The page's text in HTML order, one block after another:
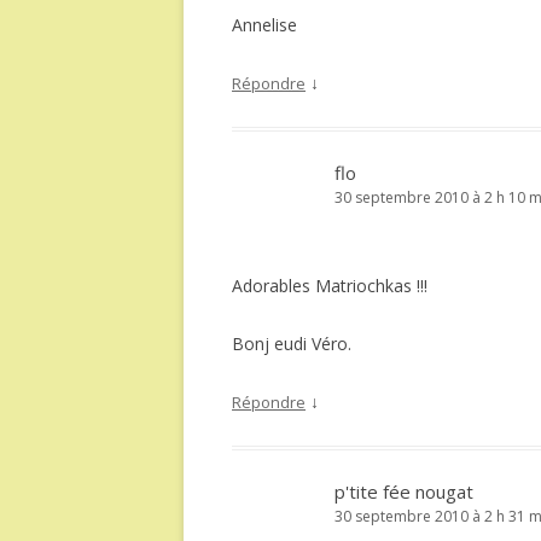
Annelise
Répondre ↓
flo
30 septembre 2010 à 2 h 10
Adorables Matriochkas !!!
Bonj eudi Véro.
Répondre ↓
p'tite fée nougat
30 septembre 2010 à 2 h 31